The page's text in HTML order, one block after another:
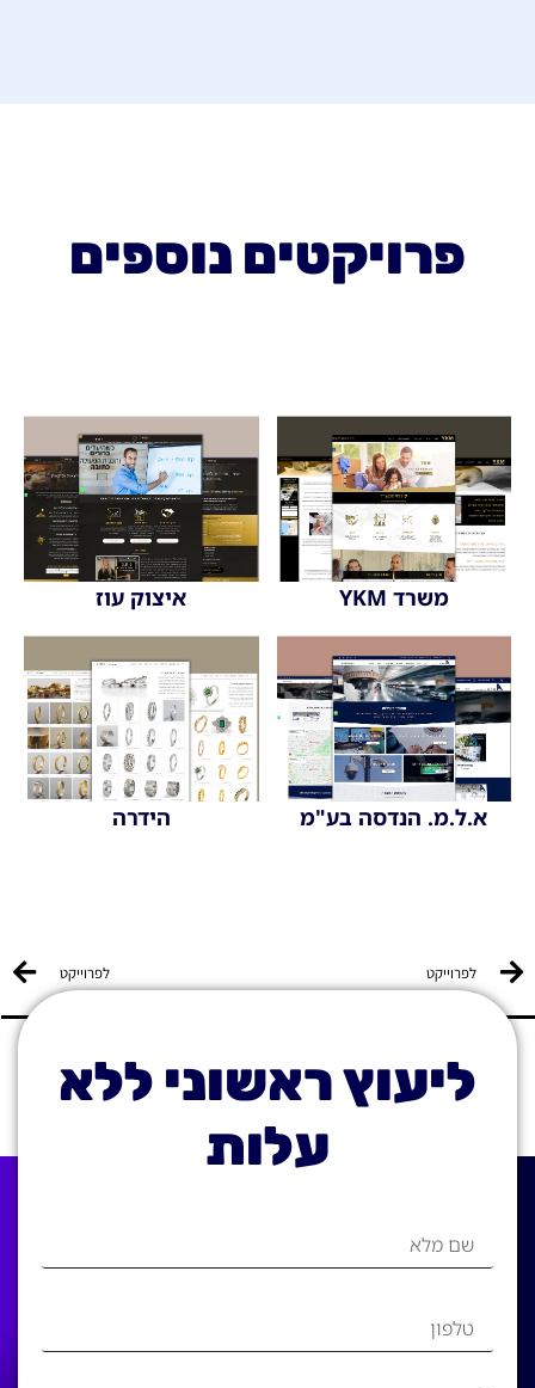
פרויקטים נוספים
משרד YKM איצוק עוז
א.ל.מ. הנדסה בע"מ הידרה
לפרוייקט
הקודם
לפרוייקט
הבא
ליעוץ ראשוני ללא
עלות